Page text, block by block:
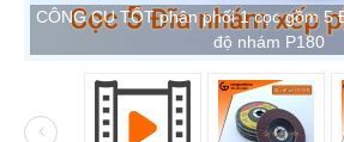
CÔNG CỤ TỐT phân phối 1 cọc gồm
độ nhám P180